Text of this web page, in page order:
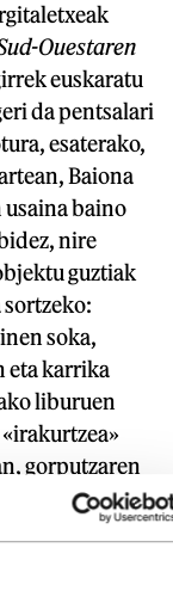
Ouestaren
euskaratu
da pentsalari
esaterako,
Baiona
usaina baino
nire
guztiak
soka,
eta karrika
liburuen
gorputzaren
lehenik. (...)
Herririk».